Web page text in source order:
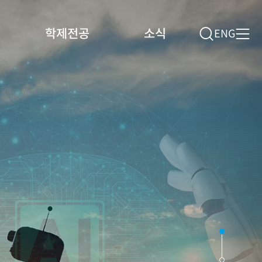
학제전공 소식 ENG